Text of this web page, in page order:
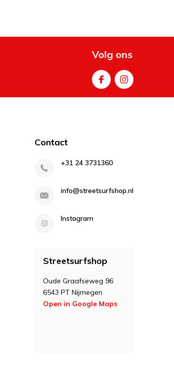
Volg ons
Contact
+31 24 3731360
info@streetsurfshop.nl
Instagram
Streetsurfshop
Oude Graafseweg 96
6543 PT Nijmegen
Open in Google Maps